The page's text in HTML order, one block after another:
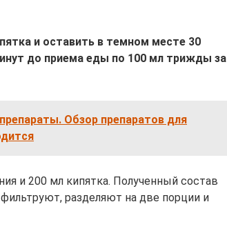
и оставить в темном месте 30
до приема еды по 100 мл трижды за
Обзор препаратов для
и 200 мл кипятка. Полученный состав
разделяют на две порции и